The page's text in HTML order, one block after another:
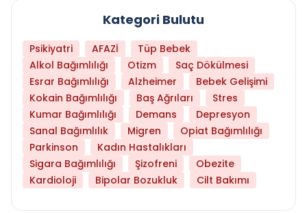
Kategori Bulutu
Psikiyatri AFAZİ
Tüp Bebek
Alkol Bağımlılığı
Otizm
Saç Dökülmesi
Esrar Bağımlılığı
Alzheimer
Bebek Gelişimi
Kokain Bağımlılığı
Baş Ağrıları
Stres
Kumar Bağımlılığı
Demans
Depresyon
Sanal Bağımlılık
Migren
Opiat Bağımlılığı
Parkinson
Kadın Hastalıkları
Sigara Bağımlılığı
Şizofreni
Obezite
Kardioloji
Bipolar Bozukluk Cilt Bakımı